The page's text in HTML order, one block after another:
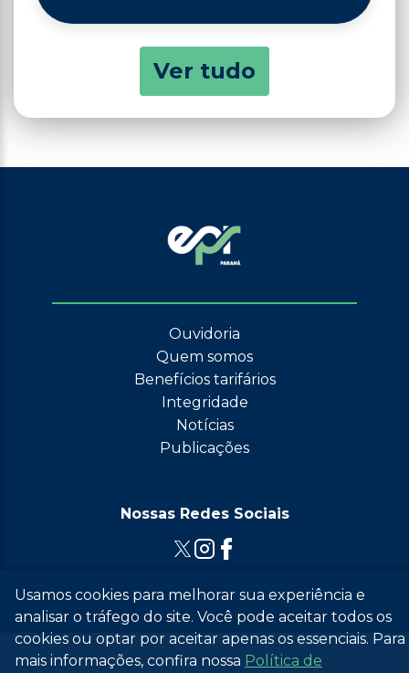
Ver tudo
Ouvidoria
Quem somos
Benefícios tarifários
Integridade
Notícias
Publicações
Nossas Redes Sociais
© 2026 Grupo EPR - Todos Os Direitos Reservados
Usamos cookies para melhorar sua experiência e
analisar o tráfego do site. Você pode aceitar todos os
cookies ou optar por aceitar apenas os essenciais. Para
mais informações, confira nossa Política de